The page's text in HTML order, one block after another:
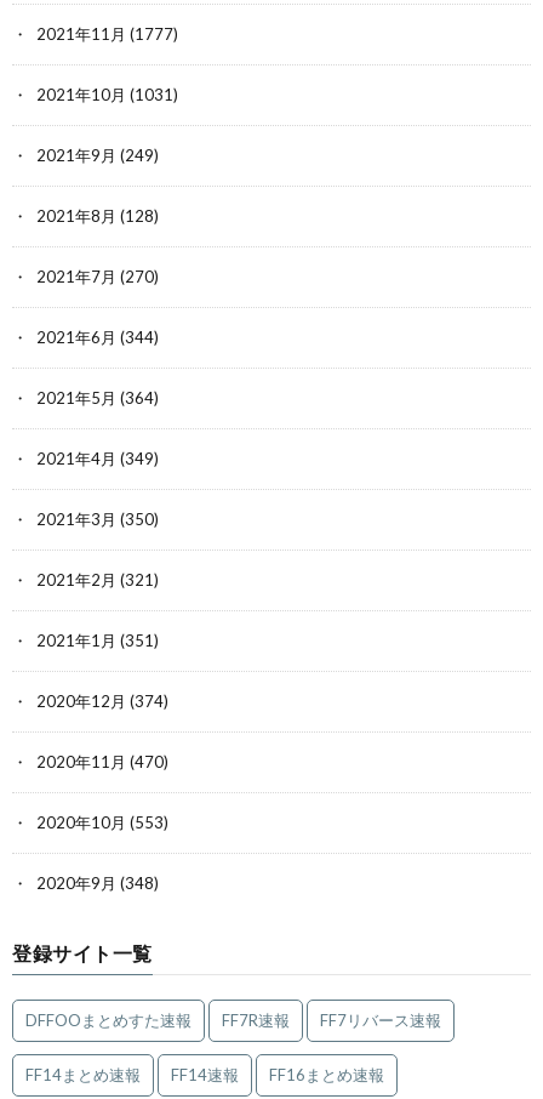
2021年11月 (1777)
2021年10月 (1031)
2021年9月 (249)
2021年8月 (128)
2021年7月 (270)
2021年6月 (344)
2021年5月 (364)
2021年4月 (349)
2021年3月 (350)
2021年2月 (321)
2021年1月 (351)
2020年12月 (374)
2020年11月 (470)
2020年10月 (553)
2020年9月 (348)
登録サイト一覧
DFFOOまとめすた速報 FF7R速報 FF7リバース速報
FF14まとめ速報 FF14速報 FF16まとめ速報